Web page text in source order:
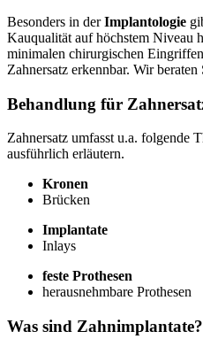
Besonders in derImplantologie
Kauqualität auf höchstem Niveau
minimalen chirurgischen
Zahnersatz erkennbar. Wir beraten
Behandlung für
Zahnersatz umfasst u.a. folgende
ausführlich erläutern.
Kronen
Brücken
Implantate
Inlays
feste Prothesen
herausnehmbare Prothesen
Was sind Zahnimplantate?